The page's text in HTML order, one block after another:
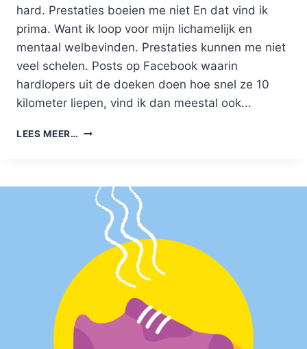
hard. Prestaties boeien me niet En dat vind ik
prima. Want ik loop voor mijn lichamelijk en
mentaal welbevinden. Prestaties kunnen me niet
veel schelen. Posts op Facebook waarin
hardlopers uit de doeken doen hoe snel ze 10
kilometer liepen, vind ik dan meestal ook...
LEES MEER… HARDLOPEN
MOET
GAAN?